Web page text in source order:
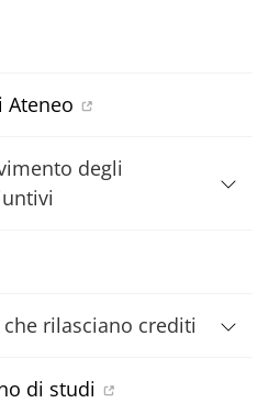
Ateneo
degli
rilasciano crediti
di studi